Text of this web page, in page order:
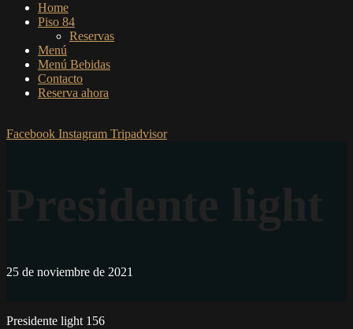
Home
Piso 84
Reservas
Menú
Menú Bebidas
Contacto
Reserva ahora
Facebook Instagram Tripadvisor
Presidente light
25 de noviembre de 2021
Presidente light 156